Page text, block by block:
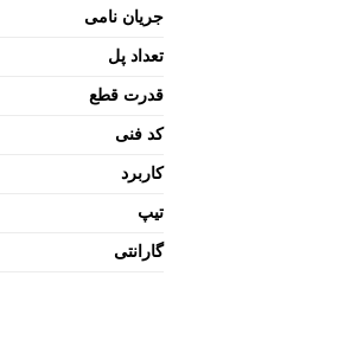
جریان نامی
تعداد پل
قدرت قطع
کد فنی
کاربرد
تیپ
گارانتی